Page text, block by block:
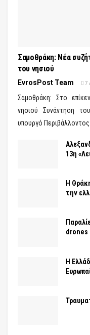
Σαμοθράκη: Νέα
του νησιού
EvrosPost Team 7
Σαμοθράκη: Στο
νησιού Συνάντηση
υπουργό Περιβάλλοντος
13η
Η
την
drones
Η